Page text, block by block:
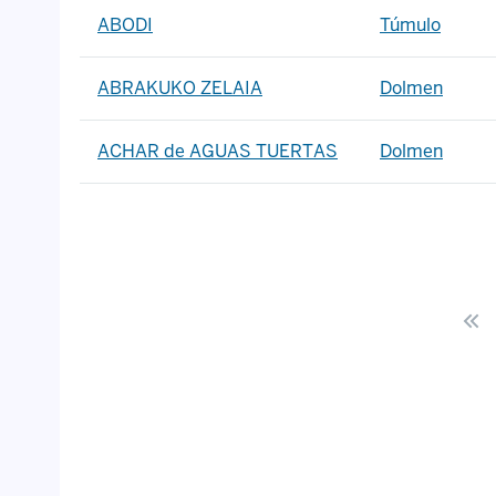
ABODI Túmulo
ABRAKUKO ZELAIA Dolmen
ACHAR de AGUAS TUERTAS Dolmen
página